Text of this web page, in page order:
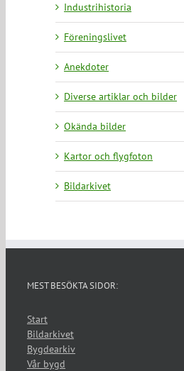
Industrihistoria
Föreningslivet
Anekdoter
Diverse artiklar och bilder
Okända bilder
Kartor och flygfoton
Bildarkivet
MEST BESÖKTA SIDOR:
Start
Bildarkivet
Bygdearkiv
Vår bygd